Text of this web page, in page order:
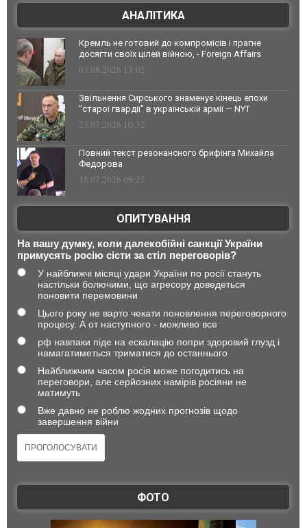
АНАЛІТИКА
Кремль не готовий до компромісів і прагне
досягти своїх цілей війною, - Foreign Affairs
03.08.2026 13:02
Звільнення Сирського знаменує кінець епохи
"старої гвардії" в українській армії — NYT
23.07.2026 10:32
Повний текст резонансного брифінга Михайла
Федорова
18.07.2026 09:27
ОПИТУВАННЯ
На вашу думку, коли далекобійні санкції України
примусять росію сісти за стіл переговорів?
У найближчі місяці удари України по росії стануть
настільки болючими, що агресору доведеться
поновити перемовини
Цього року не варто чекати поновлення переговорного
процесу. А от наступного - можливо все
рф навпаки піде на ескалацію попри здоровий глузд і
намагатиметься триматися до останнього
Найближчим часом росія може погодитись на
переговори, але серйозних намірів росіяни не
матимуть
Вже давно не роблю жодних прогнозів щодо
завершення війни
ФОТО